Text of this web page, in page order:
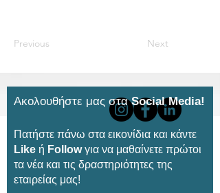
Previous Next
Ακολουθήστε μας σταSocial Media!
Πατήστε πάνω στα εικονίδια και κάντε
Like ή Followγια να μαθαίνετε πρώτοι
τα νέα και τις δραστηριότητες της
εταιρείας μας!